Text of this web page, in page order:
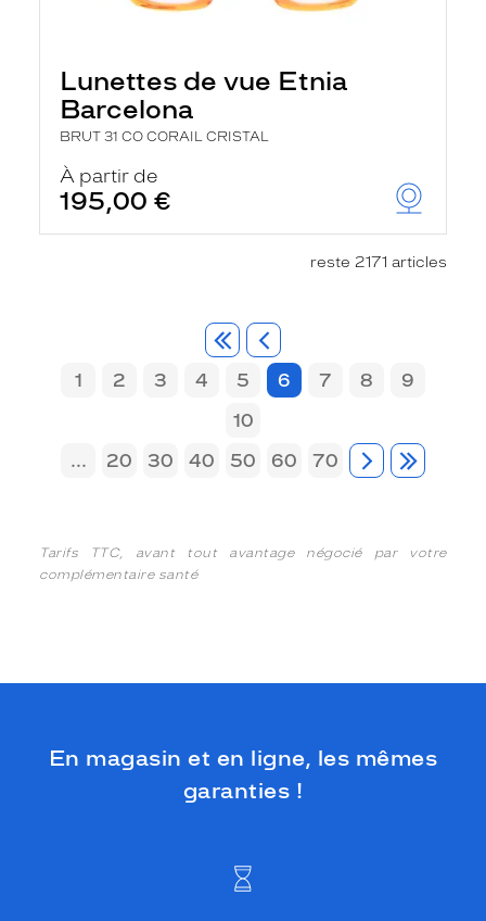
Lunettes de vue Etnia
Barcelona
BRUT 31 CO CORAIL CRISTAL
À partir de
195,00 €
reste 2171 articles
1 2 3 4 5 6 7 8
9
10
...
20 30 40 50 60 70
Tarifs TTC, avant tout avantage négocié par votre
complémentaire santé
En magasin et en ligne, les mêmes
garanties !